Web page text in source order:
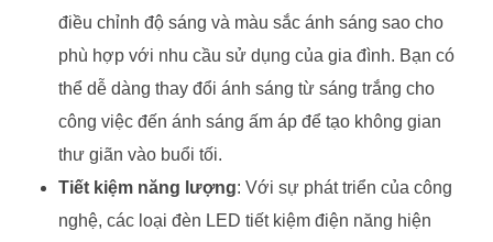
điều chỉnh độ sáng và màu sắc ánh sáng sao cho
phù hợp với nhu cầu sử dụng của gia đình. Bạn có
thể dễ dàng thay đổi ánh sáng từ sáng trắng cho
công việc đến ánh sáng ấm áp để tạo không gian
thư giãn vào buổi tối.
Tiết kiệm năng lượng: Với sự phát triển của công
nghệ, các loại đèn LED tiết kiệm điện năng hiện